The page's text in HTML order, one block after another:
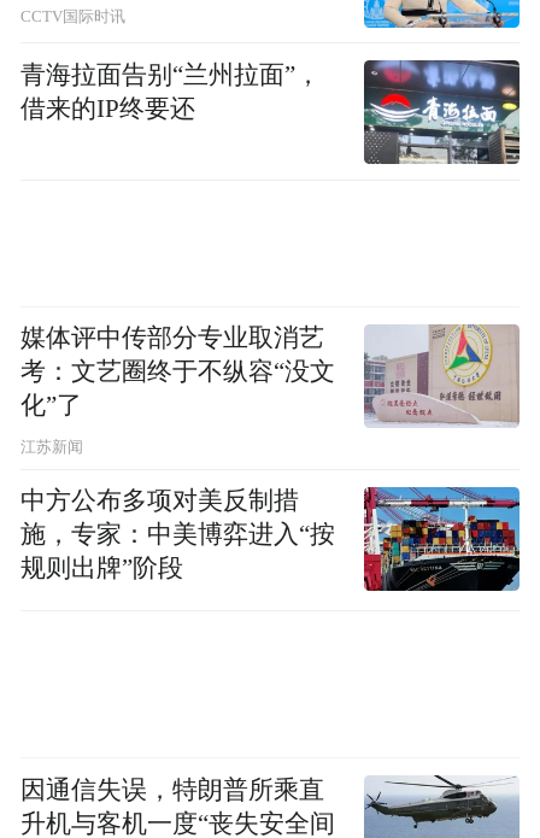
“特别声明：以上作品内容(包括在内的视频、图片或音
频)为凤凰网旗下自媒体平台“大风号”用户上传并发
布，本平台仅提供信息存储空间服务。
Notice: The content above (including the videos,
pictures and audios if any) is uploaded and posted
CCTV国际时讯
青海拉面告别“兰州拉面”，
借来的IP终要还
媒体评中传部分专业取消艺
考：文艺圈终于不纵容“没文
化”了
江苏新闻
中方公布多项对美反制措
施，专家：中美博弈进入“按
规则出牌”阶段
因通信失误，特朗普所乘直
升机与客机一度“丧失安全间